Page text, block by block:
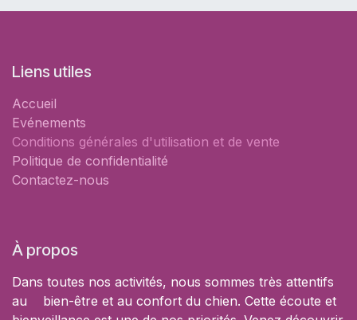
Liens utiles
Accueil
Evénements
Conditions générales d'utilisation et de vente
Politique de confidentialité
Contactez-nous
À propos
Dans toutes nos activités, nous sommes très attentifs
au bien-être et au confort du chien. Cette écoute et